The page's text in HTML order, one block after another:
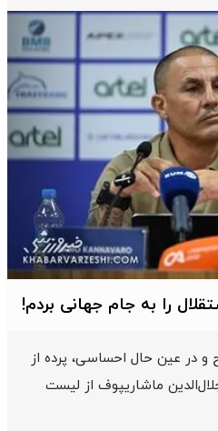
را به جام جهانی بردم!
و در عین حال احساسی، پرده از
ماشاریپوف از لیست